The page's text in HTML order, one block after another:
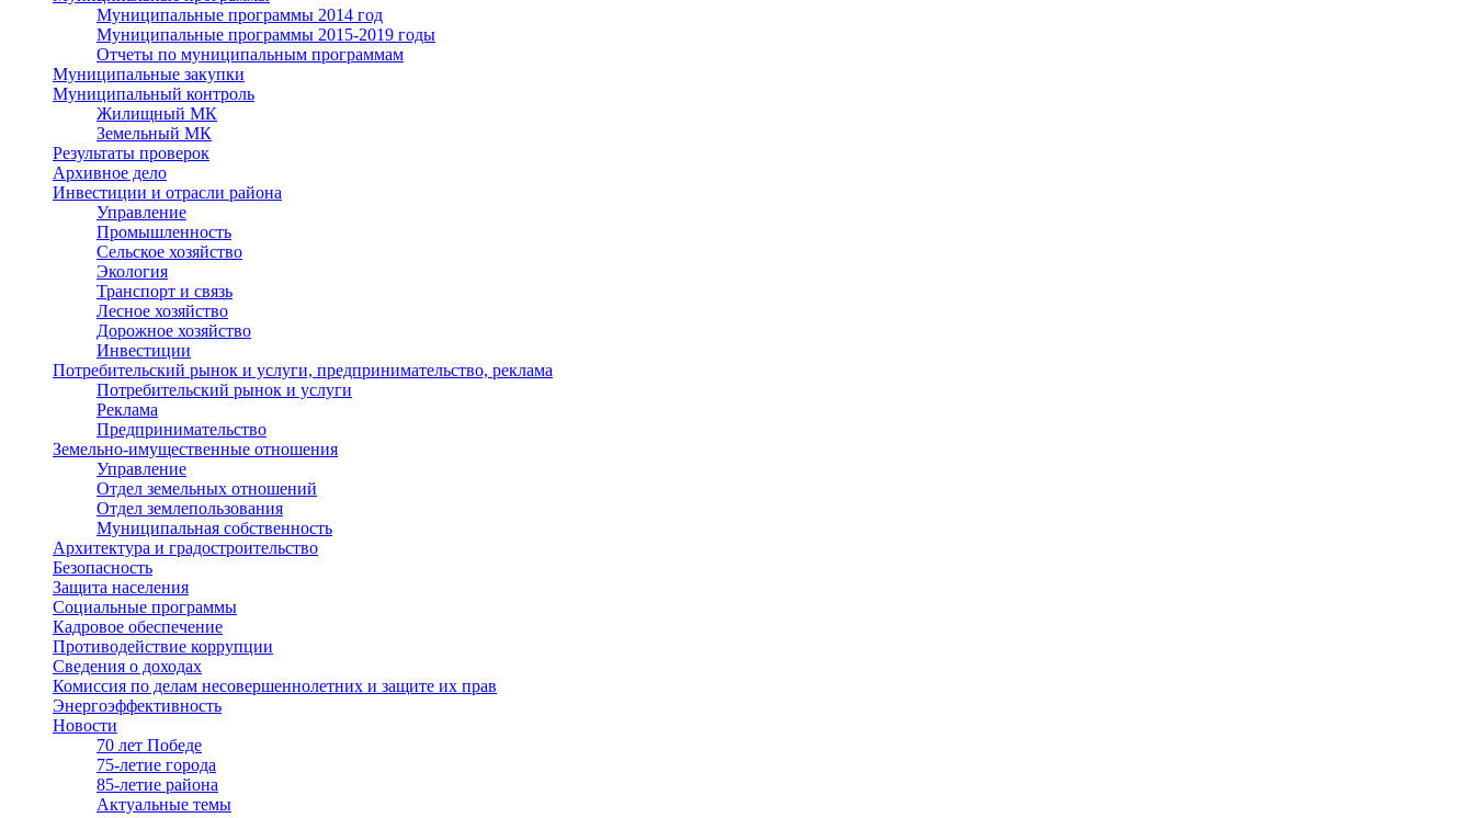
Муниципальные программы 2014 год
Муниципальные программы 2015-2019 годы
Отчеты по муниципальным программам
Муниципальные закупки
Муниципальный контроль
Жилищный МК
Земельный МК
Результаты проверок
Архивное дело
Инвестиции и отрасли района
Управление
Промышленность
Сельское хозяйство
Экология
Транспорт и связь
Лесное хозяйство
Дорожное хозяйство
Инвестиции
Потребительский рынок и услуги, предпринимательство, реклама
Потребительский рынок и услуги
Реклама
Предпринимательство
Земельно-имущественные отношения
Управление
Отдел земельных отношений
Отдел землепользования
Муниципальная собственность
Архитектура и градостроительство
Безопасность
Защита населения
Социальные программы
Кадровое обеспечение
Противодействие коррупции
Сведения о доходах
Комиссия по делам несовершеннолетних и защите их прав
Энергоэффективность
Новости
70 лет Победе
75-летие города
85-летие района
Актуальные темы